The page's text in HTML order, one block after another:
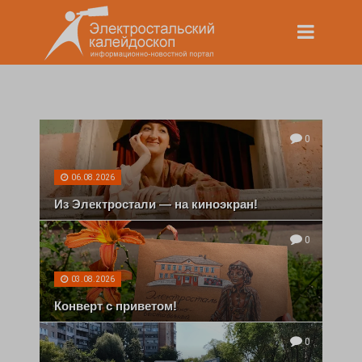
0
06.08.2026
Из Электростали — на киноэкран!
0
03.08.2026
Конверт с приветом!
0